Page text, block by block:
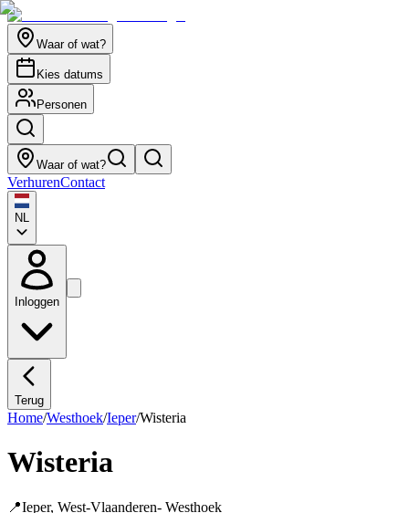
Waar of wat?
Kies datums
Personen
Waar of wat?
VerhurenContact
NL
Inloggen
Terug
Home/Westhoek/Ieper/Wisteria
Wisteria
📍Ieper, West-Vlaanderen- Westhoek